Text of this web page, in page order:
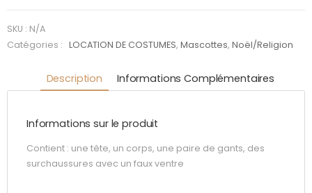
SKU : N/A
Catégories :
LOCATION DE COSTUMES,Mascottes,Noël/Religion
Description Informations Complémentaires
Informations sur le produit
Contient : une tête, un corps, une paire de gants, des
surchaussures avec un faux ventre